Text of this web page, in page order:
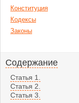
Конституция
Кодексы
Законы
Содержание
Статья 1.
Статья 2.
Статья 3.